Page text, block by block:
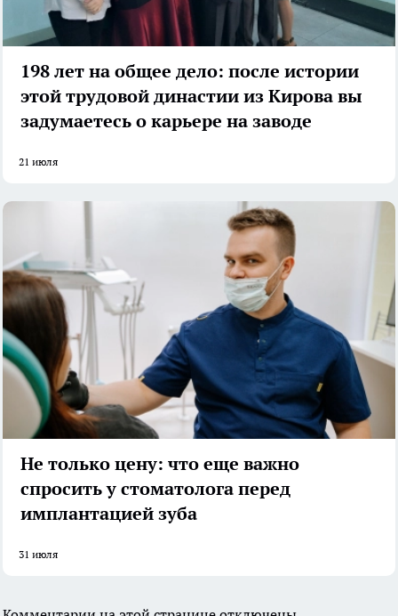
198 лет на общее дело: после истории
этой трудовой династии из Кирова вы
задумаетесь о карьере на заводе
21 июля
Не только цену: что еще важно
спросить у стоматолога перед
имплантацией зуба
31 июля